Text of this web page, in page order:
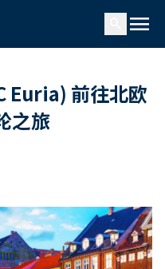
menu
Euria) 前往北欧
之旅